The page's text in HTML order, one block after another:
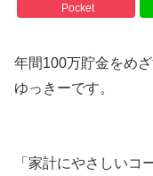
Pocket
年間100万貯金をめざ
ゆっきーです。
「家計にやさしいコ